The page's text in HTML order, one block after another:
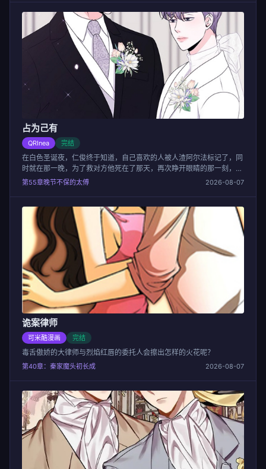
占为己有
QRInea 完结
在白色圣诞夜，仁俊终于知道，自己喜欢的人被人渣阿尔法标记了，同
时就在那一晚，为了救对方他死在了那天，再次睁开眼睛的那一刻，他
成为了标记了对方的那个阿尔法....
第55章晚节不保的太傅 2026-08-07
诡案律师
可米酷漫画 完结
毒舌傲娇的大律师与烈焰红唇的委托人会擦出怎样的火花呢？
第40章：秦家魔头初长成 2026-08-07